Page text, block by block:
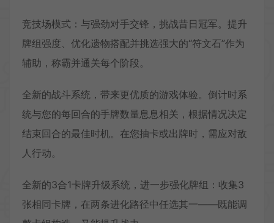
竞技场模式：与强劲对手交锋，挑战昔日冠军。提升
牌组强度、优化遗物搭配并挑选强大的“符文石”作为
辅助，称霸并通关每个阶段。
全新的战斗系统，带来更优质的游戏体验。倒计时系
统与您的每回合的手牌数量息息相关，根据情况决定
结束回合的最佳时机。在您抽卡或出牌时，需应对敌
人行动。
全新的3合1卡牌升级系统，进一步强化牌组：收集3
张相同卡牌，在两条进化路径中任选其一——既能调